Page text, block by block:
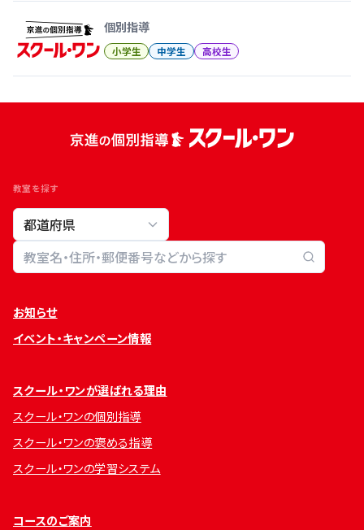
個別指導
小学生 中学生 高校生
教室を探す
教室検索
お知らせ
イベント・キャンペーン情報
スクール・ワンが選ばれる理由
スクール・ワンの個別指導
スクール・ワンの褒める指導
スクール・ワンの学習システム
コースのご案内